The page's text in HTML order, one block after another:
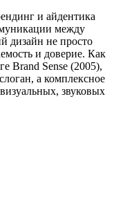
и айдентика
между
дизайн не просто
и доверие. Как
Brand Sense (2005),
а комплексное
звуковых